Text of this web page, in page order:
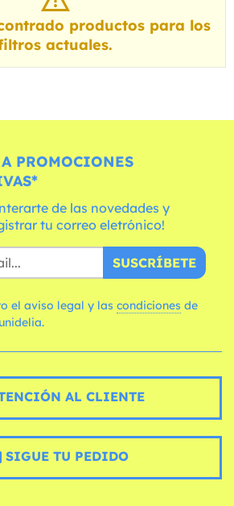
productos para los
actuales.
PROMOCIONES
de las novedades y
tu correo eletrónico!
SUSCRÍBETE
el aviso legal y las condiciones
AL CLIENTE
SIGUE TU PEDIDO